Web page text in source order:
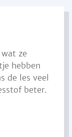
ze
hebben
de les veel
beter.